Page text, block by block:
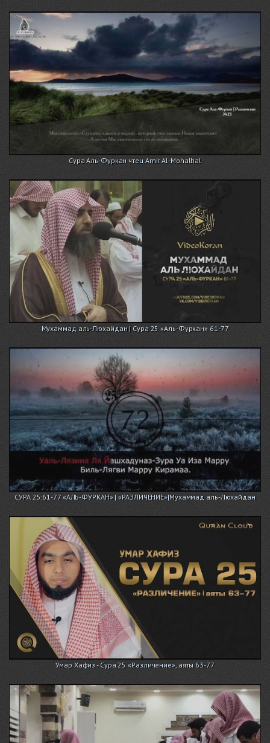
Сура Аль-Фуркан чтец Amir Al-Mohalhal
Мухаммад аль-Люхайдан | Сура 25 «Аль-Фуркан» 61-77
СУРА 25:61-77 «АЛЬ-ФУРКАН» | «РАЗЛИЧЕНИЕ»|Мухаммад аль-Люхайдан
Умар Хафиз - Сура 25 «Различение», аяты 63-77